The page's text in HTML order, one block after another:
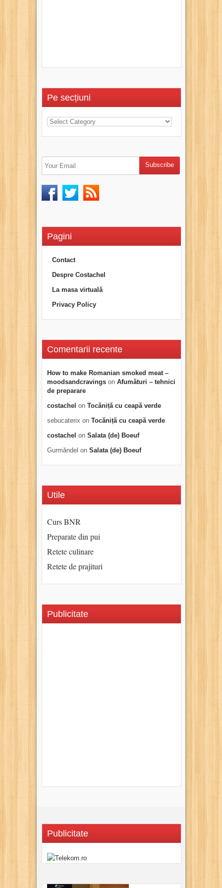
Pe secțiuni
Pagini
Contact
Despre Costachel
La masa virtuală
Privacy Policy
Comentarii recente
How to make Romanian smoked meat –
moodsandcravings on Afumături – tehnici
de preparare
costachel on Tocăniță cu ceapă verde
sebucaterix on Tocăniță cu ceapă verde
costachel on Salata (de) Boeuf
Gurmăndel on Salata (de) Boeuf
Utile
Curs BNR
Preparate din pui
Retete culinare
Retete de prajituri
Publicitate
Publicitate